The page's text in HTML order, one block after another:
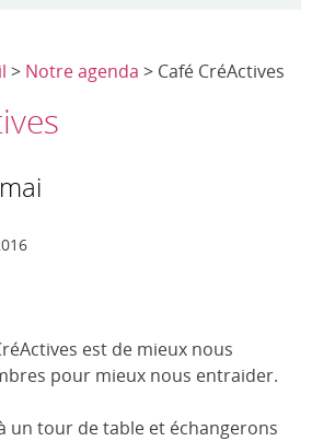
> Notre agenda > Café CréActives
est de mieux nous
pour mieux nous entraider.
un tour de table et échangerons